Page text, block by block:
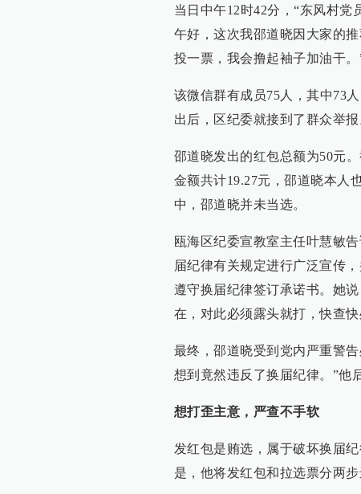
当日中午12时42分，“东风村党
午好，这次我邵道晓因大家的
投一票，我会撸起袖子加油干
该微信群有成员75人，其中73
出后，区纪委就接到了群众举报
邵道晓发出的红包总额为50元
金额共计19.27元，邵道晓本人
中，邵道晓并未当选。
瓯海区纪委宣教室主任叶慧敏
届纪律有关规定进行广泛宣传
遵守换届纪律签订承诺书。她
在，对此必须露头就打，快查
最终，邵道晓受到党内严重警
想到竟然违反了换届纪律。”他
想打歪主意，严查不手软
发红包是贿选，属于破坏换届
是，他将发红包和拉选票分两步